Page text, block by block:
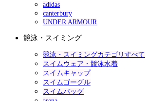
adidas
canterbury
UNDER ARMOUR
競泳・スイミング
競泳・スイミングカテゴリすべて
スイムウェア・競泳水着
スイムキャップ
スイムゴーグル
スイムバッグ